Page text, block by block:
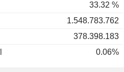
33.32 %
1.548.783.762
378.398.183
0.06%